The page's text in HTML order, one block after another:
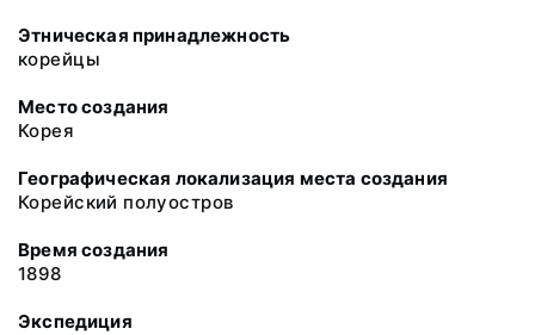
Этническая принадлежность
корейцы
Место создания
Корея
Географическая локализация места создания
Корейский полуостров
Время создания
1898
Экспедиция